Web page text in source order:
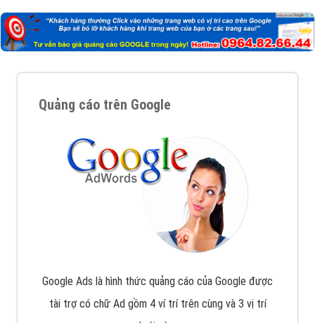
Quảng cáo trên Google
Google Ads là hình thức quảng cáo của Google được
tài trợ có chữ Ad gồm 4 ví trí trên cùng và 3 vị trí